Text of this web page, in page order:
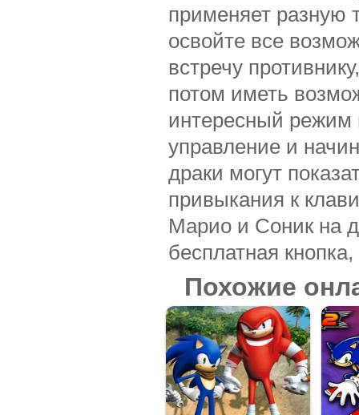
применяет разную
освойте все
встречу
потом иметь
интересный режим
управление и
драки могут
привыкания к
Марио и Соник на
бесплатная
Похожие